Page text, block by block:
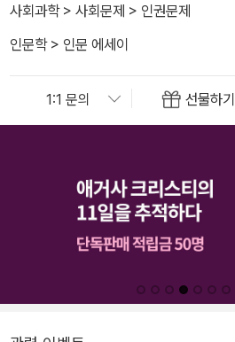
사회과학> 사회문제 > 인권문제
인문학> 인문 에세이
선물하기